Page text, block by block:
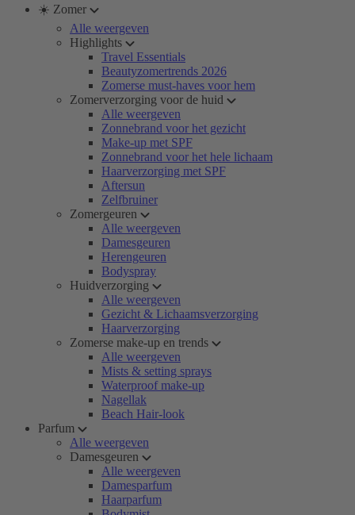
☀️ Zomer
Alle weergeven
Highlights
Travel Essentials
Beautyzomertrends 2026
Zomerse must-haves voor hem
Zomerverzorging voor de huid
Alle weergeven
Zonnebrand voor het gezicht
Make-up met SPF
Zonnebrand voor het hele lichaam
Haarverzorging met SPF
Aftersun
Zelfbruiner
Zomergeuren
Alle weergeven
Damesgeuren
Herengeuren
Bodyspray
Huidverzorging
Alle weergeven
Gezicht & Lichaamsverzorging
Haarverzorging
Zomerse make-up en trends
Alle weergeven
Mists & setting sprays
Waterproof make-up
Nagellak
Beach Hair-look
Parfum
Alle weergeven
Damesgeuren
Alle weergeven
Damesparfum
Haarparfum